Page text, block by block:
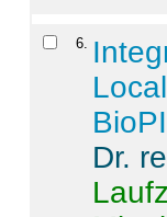
6
Dr.